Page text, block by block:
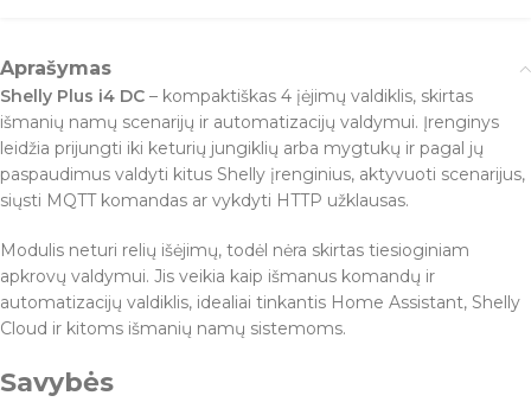
Aprašymas
Shelly Plus i4 DC – kompaktiškas 4 įėjimų valdiklis, skirtas
išmanių namų scenarijų ir automatizacijų valdymui. Įrenginys
leidžia prijungti iki keturių jungiklių arba mygtukų ir pagal jų
paspaudimus valdyti kitus Shelly įrenginius, aktyvuoti scenarijus,
siųsti MQTT komandas ar vykdyti HTTP užklausas.
Modulis neturi relių išėjimų, todėl nėra skirtas tiesioginiam
apkrovų valdymui. Jis veikia kaip išmanus komandų ir
automatizacijų valdiklis, idealiai tinkantis Home Assistant, Shelly
Cloud ir kitoms išmanių namų sistemoms.
Savybės